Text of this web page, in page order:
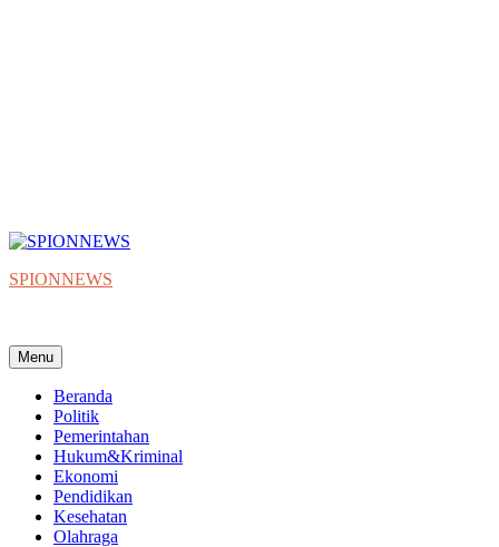
SPIONNEWS
Menu
Beranda
Politik
Pemerintahan
Hukum&Kriminal
Ekonomi
Pendidikan
Kesehatan
Olahraga